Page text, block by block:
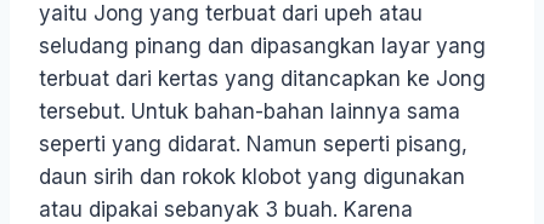
yaitu Jong yang terbuat dari upeh atau
seludang pinang dan dipasangkan layar yang
terbuat dari kertas yang ditancapkan ke Jong
tersebut. Untuk bahan-bahan lainnya sama
seperti yang didarat. Namun seperti pisang,
daun sirih dan rokok klobot yang digunakan
atau dipakai sebanyak 3 buah. Karena